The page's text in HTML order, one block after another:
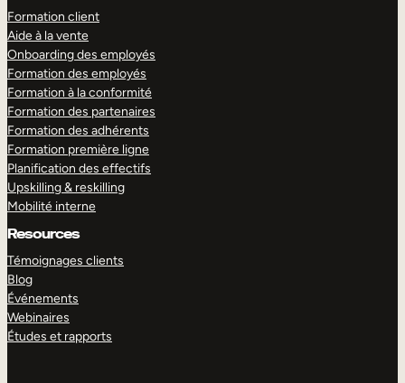
Formation client
Aide à la vente
Onboarding des employés
Formation des employés
Formation à la conformité
Formation des partenaires
Formation des adhérents
Formation première ligne
Planification des effectifs
Upskilling & reskilling
Mobilité interne
Resources
Témoignages clients
Blog
Événements
Webinaires
Études et rapports